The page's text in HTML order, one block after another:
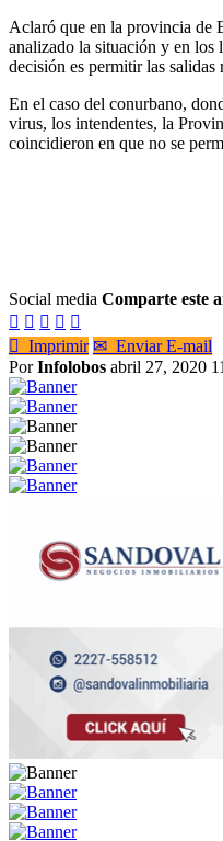
Aclaró que en la provincia de
analizado la situación y en los
decisión es permitir las salidas
En el caso del conurbano,
virus, los intendentes, la
coincidieron en que no se
Social media Comparte este
    
 Imprimir ✉ Enviar E-mail
PorInfolobos abril 27, 2020